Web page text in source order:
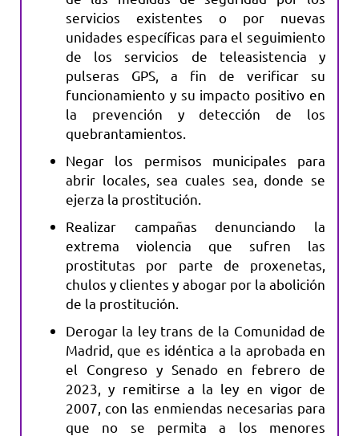
servicios existentes o por nuevas
unidades específicas para el seguimiento
de los servicios de teleasistencia y
pulseras GPS, a fin de verificar su
funcionamiento y su impacto positivo en
la prevención y detección de los
quebrantamientos.
Negar los permisos municipales para
abrir locales, sea cuales sea, donde se
ejerza la prostitución.
Realizar campañas denunciando la
extrema violencia que sufren las
prostitutas por parte de proxenetas,
chulos y clientes y abogar por la abolición
de la prostitución.
Derogar la ley trans de la Comunidad de
Madrid, que es idéntica a la aprobada en
el Congreso y Senado en febrero de
2023, y remitirse a la ley en vigor de
2007, con las enmiendas necesarias para
que no se permita a los menores